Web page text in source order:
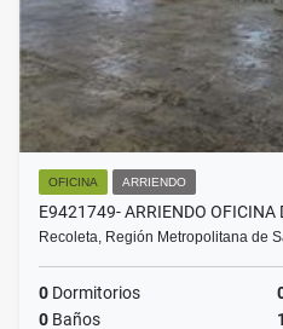
OFICINA ARRIENDO
E9421749- ARRIENDO
Recoleta, Región Metropolitana de
0 Dormitorios
0 Baños